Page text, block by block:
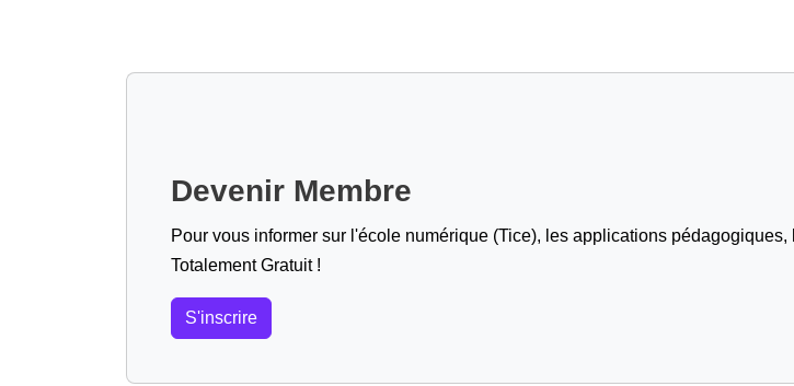
Devenir Membre
Pour vous informer sur l'école numérique (Tice), les applications
Totalement Gratuit !
S'inscrire